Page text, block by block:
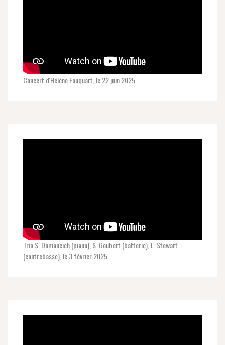
Concert d'Hélène Fouquart, le 22 juin 2025
Trio S. Domancich (piano), S. Goubert (batterie), L. Stewart
(contrebasse), le 3 février 2025